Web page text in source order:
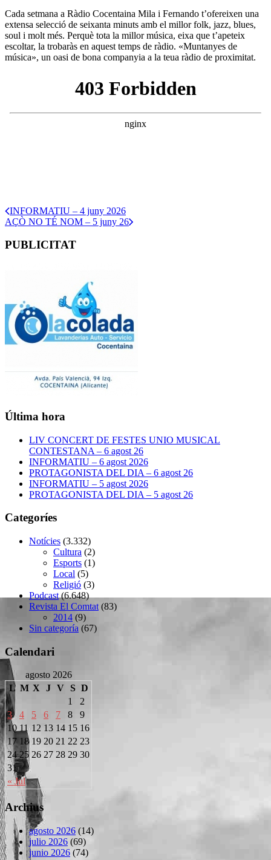
Cada setmana a Ràdio Cocentaina Mila i Fernando t’ofereixen una
extensa selecció de seixanta minuts amb el millor folk, jazz, blues,
soul i molt més. Perquè tota la millor música, eixa que t’apeteix
escoltar, la trobaràs en aquest temps de ràdio. «Muntanyes de
música», un oasi de bona companyia a la teua ràdio de proximitat.
INFORMATIU – 4 juny 2026
AÇÒ NO TÉ NOM – 5 juny 26
PUBLICITAT
Última hora
LIV CONCERT DE FESTES UNIO MUSICAL
CONTESTANA – 6 agost 26
INFORMATIU – 6 agost 2026
PROTAGONISTA DEL DIA – 6 agost 26
INFORMATIU – 5 agost 2026
PROTAGONISTA DEL DIA – 5 agost 26
Categoríes
Notícies (3.332)
Cultura (2)
Esports (1)
Local (5)
Religió (3)
Podcast(6.648)
Revista El Comtat (83)
2014 (9)
Sin categoría (67)
Calendari
agosto 2026
L M X J V S D
« Jul
1
2
3
4 5 6 7 8
9
10 11 12 13 14 15 16
17 18 19 20 21 22 23
24 25 26 27 28 29 30
31
Archius
agosto 2026 (14)
julio 2026 (69)
junio 2026 (74)